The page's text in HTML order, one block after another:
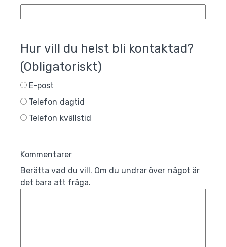
Hur vill du helst bli kontaktad?
(Obligatoriskt)
E-post
Telefon dagtid
Telefon kvällstid
Kommentarer
Berätta vad du vill. Om du undrar över något är
det bara att fråga.